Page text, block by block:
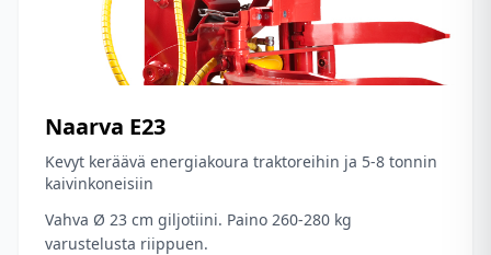
Naarva E23
Kevyt keräävä energiakoura traktoreihin ja 5-8 tonnin
kaivinkoneisiin
Vahva Ø 23 cm giljotiini. Paino 260-280 kg
varustelusta riippuen.